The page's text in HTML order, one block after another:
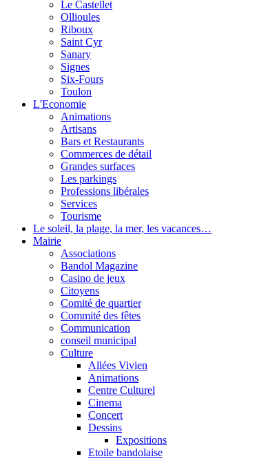
Le Castellet
Ollioules
Riboux
Saint Cyr
Sanary
Signes
Six-Fours
Toulon
L'Economie
Animations
Artisans
Bars et Restaurants
Commerces de détail
Grandes surfaces
Les parkings
Professions libérales
Services
Tourisme
Le soleil, la plage, la mer, les vacances…
Mairie
Associations
Bandol Magazine
Casino de jeux
Citoyens
Comité de quartier
Commité des fêtes
Communication
conseil municipal
Culture
Allées Vivien
Animations
Centre Culturel
Cinema
Concert
Dessins
Expositions
Etoile bandolaise